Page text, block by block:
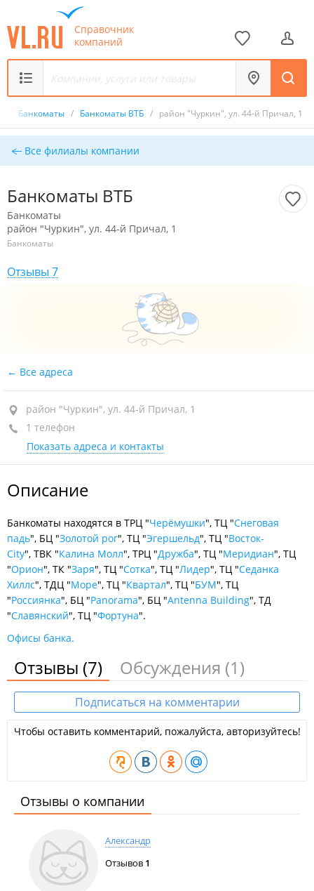
Справочник
компаний
Банкоматы / Банкоматы ВТБ / район "Чуркин", ул. 44-й Причал, 1
Все филиалы компании
Банкоматы ВТБ
Банкоматы
район "Чуркин", ул. 44-й Причал, 1
Банкоматы
Отзывы 7
Все адреса
район "Чуркин", ул. 44-й Причал, 1
1 телефон
Показать адреса и контакты
Описание
Банкоматы находятся в ТРЦ "Черёмушки", ТЦ "Снеговая
падь", БЦ "Золотой рог", ТЦ "Эгершельд", ТЦ "Восток-
City", ТВК "Калина Молл", ТРЦ "Дружба", ТЦ "Меридиан", ТЦ
"Орион", ТК "Заря", ТЦ "Сотка", ТЦ "Лидер", ТЦ "Седанка
Хиллс", ТДЦ "Море", ТЦ "Квартал", ТЦ "БУМ", ТЦ
"Россиянка", БЦ "Panorama", БЦ "Antenna Building", ТД
"Славянский", ТЦ "Фортуна".
Офисы банка.
Отзывы (7) Обсуждения (1)
Подписаться на комментарии
Чтобы оставить комментарий, пожалуйста, авторизуйтесь!
Отзывы о компании
Александр
Отзывов 1